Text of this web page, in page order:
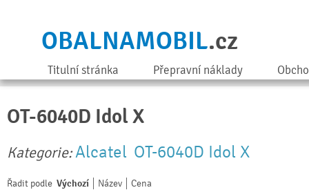
OBALNAMOBIL.cz
Titulní stránka Přepravní náklady
OT-6040D Idol X
Kategorie:Alcatel OT-6040D Idol X
Řadit podle Výchozí Název Cena